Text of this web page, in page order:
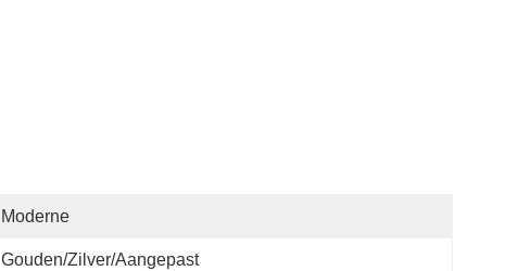
Moderne
Gouden/Zilver/aangepast